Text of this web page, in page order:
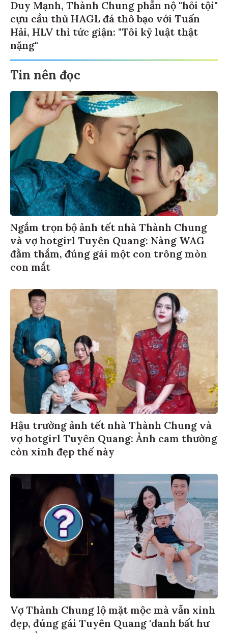
Duy Mạnh, Thành Chung phẫn nộ "hỏi tội"
cựu cầu thủ HAGL đá thô bạo với Tuấn
Hải, HLV thì tức giận: "Tôi kỷ luật thật
nặng"
Tin nên đọc
Ngắm trọn bộ ảnh tết nhà Thành Chung
và vợ hotgirl Tuyên Quang: Nàng WAG
đằm thắm, đúng gái một con trông mòn
con mắt
Hậu trường ảnh tết nhà Thành Chung và
vợ hotgirl Tuyên Quang: Ảnh cam thường
còn xinh đẹp thế này
Vợ Thành Chung lộ mặt mộc mà vẫn xinh
đẹp, đúng gái Tuyên Quang 'danh bất hư